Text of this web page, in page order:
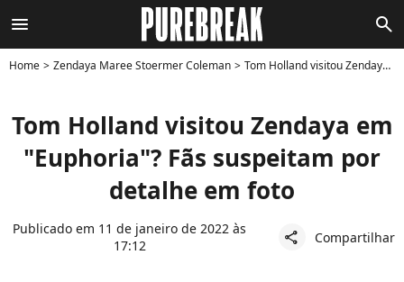
menu search
Home Zendaya Maree Stoermer Coleman Tom Holland visitou Zendaya em "Euphoria"? Fãs suspeitam por detalhe em foto
Tom Holland visitou Zendaya em
"Euphoria"? Fãs suspeitam por
detalhe em foto
Publicado em 11 de janeiro de 2022 às
17:12
share Compartilhar